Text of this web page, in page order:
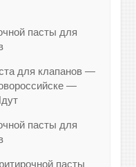
для клапанов —
—
пасты